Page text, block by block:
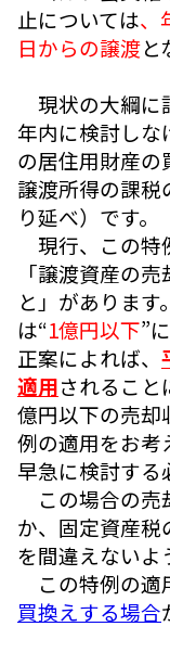
止については、
日からの譲渡と
現状の大綱に
年内に検討しな
の居住用財産
譲渡所得の課税
り延べ）です。
現行、この特
「譲渡資産の
と」がありま
は“1億円以下”
正案によれば、
適用されること
億円以下の売却
例の適用をお考
早急に検討する
この場合の売
か、固定資産
を間違えないよ
この特例の適
買換えする場合